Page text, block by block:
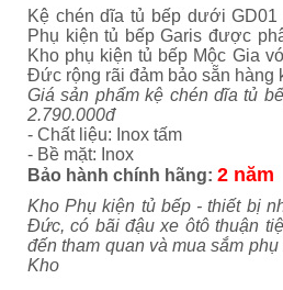
Kệ chén dĩa tủ bếp dưới
Phụ kiện tủ bếp Garis được
Kho phụ kiện tủ bếp Mộc Gia
Đức rộng rãi đảm bảo sẵn hàng
Giá sản phẩm kệ chén dĩa tủ
2.790.000đ
- Chất liệu: Inox tấm
- Bề mặt: Inox
Bảo hành chính hãng: 2 năm
Kho Phụ kiện tủ bếp - thiết bị
Đức, có bãi đậu xe ôtô thuận
đến tham quan và mua sắm
Kho